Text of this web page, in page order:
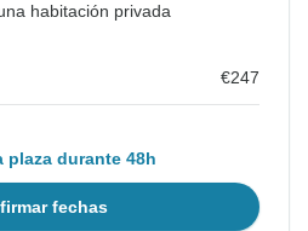
habitación privada
€247
plaza durante 48h
fechas